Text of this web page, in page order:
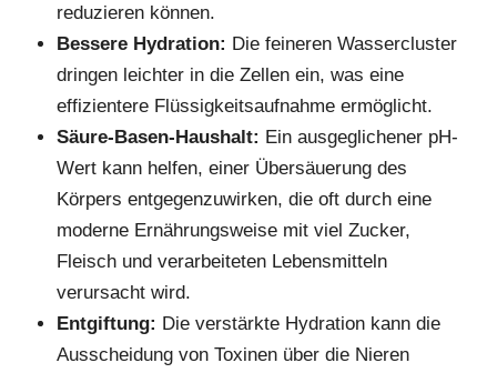
reduzieren können.
Bessere Hydration: Die feineren Wassercluster
dringen leichter in die Zellen ein, was eine
effizientere Flüssigkeitsaufnahme ermöglicht.
Säure-Basen-Haushalt: Ein ausgeglichener pH-
Wert kann helfen, einer Übersäuerung des
Körpers entgegenzuwirken, die oft durch eine
moderne Ernährungsweise mit viel Zucker,
Fleisch und verarbeiteten Lebensmitteln
verursacht wird.
Entgiftung: Die verstärkte Hydration kann die
Ausscheidung von Toxinen über die Nieren